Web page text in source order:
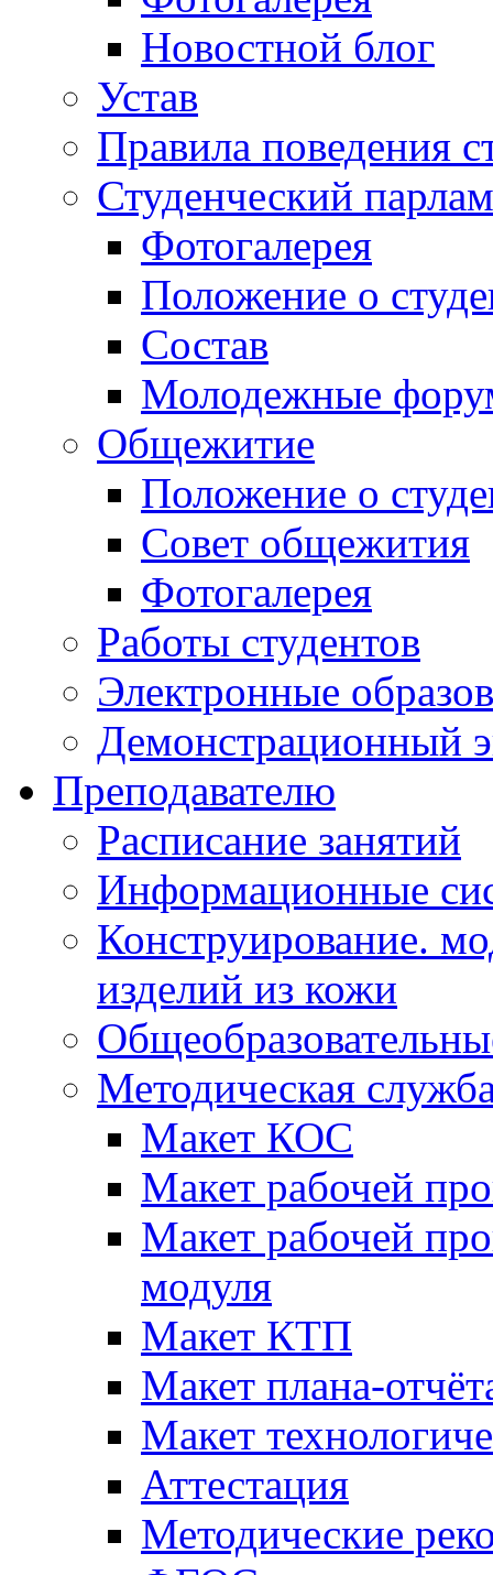
Новостной блог
Устав
Правила поведения
Студенческий
Фотогалерея
Положение о
Состав
Молодежные
Общежитие
Положение о
Совет общежития
Фотогалерея
Работы студентов
Электронные
Демонстрационный
Преподавателю
Расписание занятий
Информационные
Конструирование.
изделий из кожи
Методическая
Макет КОС
Макет рабочей
Макет рабочей
модуля
Макет КТП
Макет плана-
Макет
Аттестация
Методические